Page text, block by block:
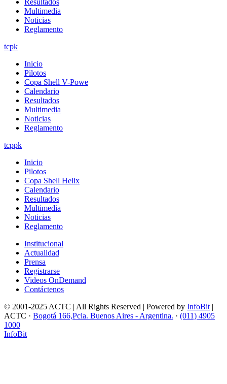
Multimedia
Noticias
Reglamento
tcpk
Inicio
Pilotos
Copa Shell V-Powe
Calendario
Resultados
Multimedia
Noticias
Reglamento
tcppk
Inicio
Pilotos
Copa Shell Helix
Calendario
Resultados
Multimedia
Noticias
Reglamento
Institucional
Actualidad
Prensa
Registrarse
Videos OnDemand
Contáctenos
© 2001-2025 ACTC | All Rights Reserved | Powered by InfoBit |
ACTC · Bogotá 166,Pcia. Buenos Aires - Argentina. · (011) 4905
1000
InfoBit